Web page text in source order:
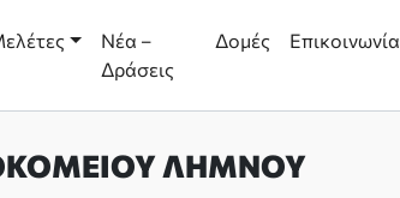
Νέα –
Δράσεις
Δομές Επικοινωνία
ΛΉΜΝΟΥ